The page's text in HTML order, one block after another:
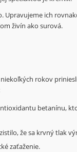
Upravujeme ich
živín ako surová.
rokov
betanínu,
že sa krvný tlak
zaťaženie.